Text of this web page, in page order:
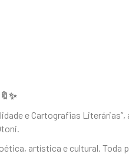
e Cartografias
artística e cultural. Toda